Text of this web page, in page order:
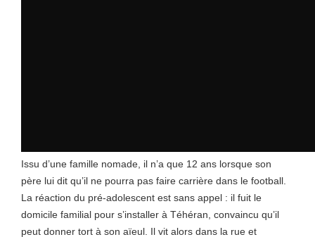
Issu d’une famille nomade, il n’a que 12 ans lorsque son
père lui dit qu’il ne pourra pas faire carrière dans le football.
La réaction du pré-adolescent est sans appel : il fuit le
domicile familial pour s’installer à Téhéran, convaincu qu’il
peut donner tort à son aïeul. Il vit alors dans la rue et